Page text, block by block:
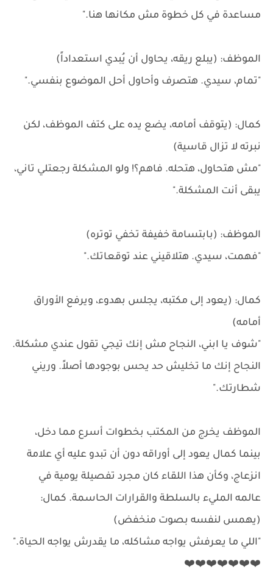
مساعدة في كل خطوة مش مكانها هنا."
الموظف: (يبلع ريقه، يحاول أن يُبدي استعداداً)
"تمام، سيدي. هتصرف وأحاول أحل الموضوع بنفسي."
كمال: (يتوقف أمامه، يضع يده على كتف الموظف، لكن
نبرته لا تزال قاسية)
"مش هتحاول، هتحله. فاهم؟! ولو المشكلة رجعتلي تاني،
يبقى أنت المشكلة."
الموظف: (بابتسامة خفيفة تخفي توتره)
"فهمت، سيدي. هتلاقيني عند توقعاتك."
كمال: (يعود إلى مكتبه، يجلس بهدوء، ويرفع الأوراق
أمامه)
"شوف يا ابني، النجاح مش إنك تيجي تقول عندي مشكلة.
النجاح إنك ما تخليش حد يحس بوجودها أصلاً. وريني
شطارتك."
الموظف يخرج من المكتب بخطوات أسرع مما دخل،
بينما كمال يعود إلى أوراقه دون أن تبدو عليه أي علامة
انزعاج، وكأن هذا اللقاء كان مجرد تفصيلة يومية في
عالمه المليء بالسلطة والقرارات الحاسمة. كمال:
(يهمس لنفسه بصوت منخفض)
"اللي ما يعرفش يواجه مشاكله، ما يقدرش يواجه الحياة."
❤️❤️❤️❤️❤️❤️❤️